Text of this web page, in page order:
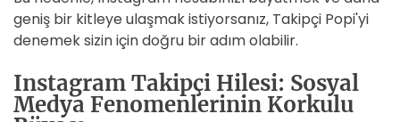
geniş bir kitleye ulaşmak istiyorsanız, Takipçi Popi'yi
denemek sizin için doğru bir adım olabilir.
Instagram Takipçi Hilesi: Sosyal
Medya Fenomenlerinin Korkulu